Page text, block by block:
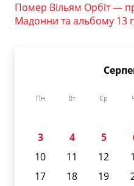
Помер Вільям Орбіт —
Мадонни та альбому 13
Пн Вт Ср
3
4 5
10
11 12
17
18 19